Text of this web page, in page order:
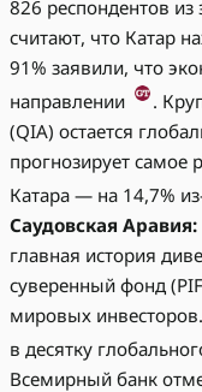
826 респондентов из
считают, что Катар
91% заявили, что
направлении
.
(QIA) остается
прогнозирует самое
Катара — на 14,7%
Саудовская Аравия:
главная история
суверенный фонд
мировых
в десятку
Всемирный банк